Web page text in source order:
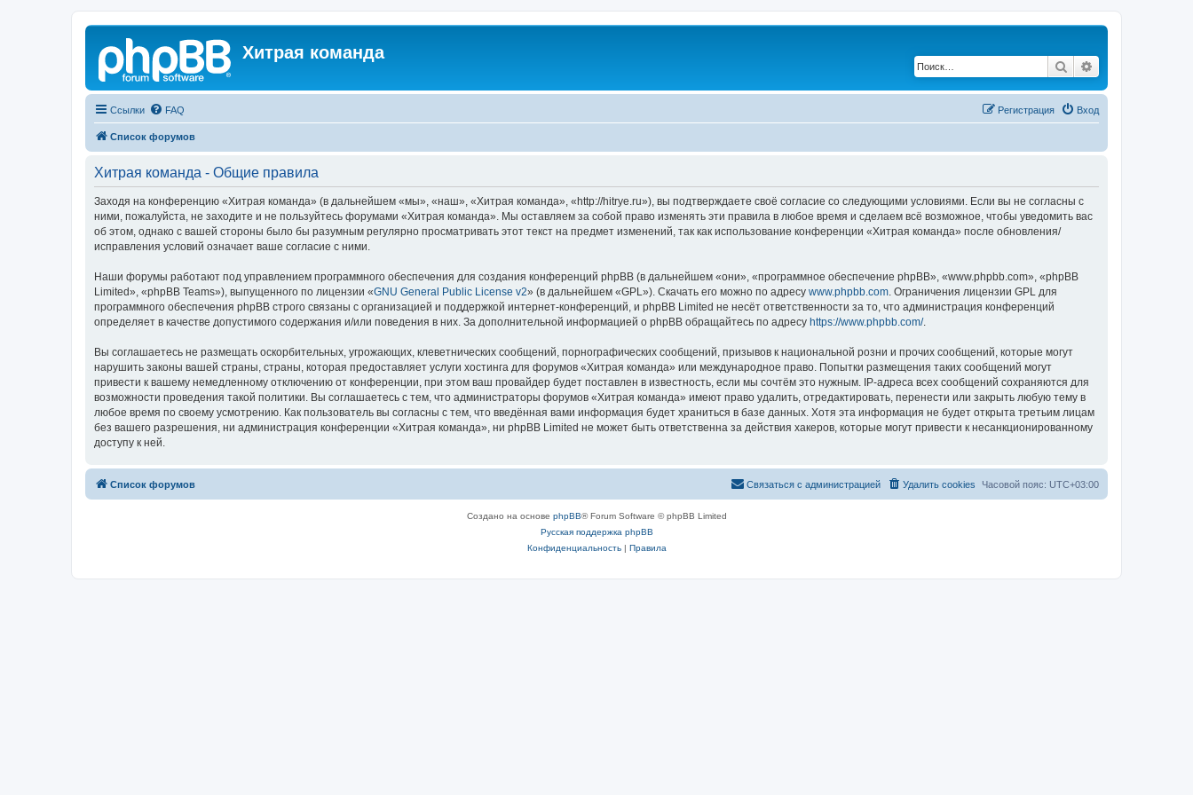
Хитрая команда
Поиск
Ссылки FAQ Вход
Регистрация
Список форумов
Хитрая команда - Общие правила
Заходя на конференцию «Хитрая команда» (в дальнейшем «мы», «наш», «Хитрая команда», «http://hitrye.ru»), вы подтверждаете своё согласие со следующими условиями. Если вы не согласны с
ними, пожалуйста, не заходите и не пользуйтесь форумами «Хитрая команда». Мы оставляем за собой право изменять эти правила в любое время и сделаем всё возможное, чтобы уведомить вас
об этом, однако с вашей стороны было бы разумным регулярно просматривать этот текст на предмет изменений, так как использование конференции «Хитрая команда» после обновления/
исправления условий означает ваше согласие с ними.
Наши форумы работают под управлением программного обеспечения для создания конференций phpBB (в дальнейшем «они», «программное обеспечение phpBB», «www.phpbb.com», «phpBB
Limited», «phpBB Teams»), выпущенного по лицензии «GNU General Public License v2» (в дальнейшем «GPL»). Скачать его можно по адресу www.phpbb.com. Ограничения лицензии GPL для
программного обеспечения phpBB строго связаны с организацией и поддержкой интернет-конференций, и phpBB Limited не несёт ответственности за то, что администрация конференций
определяет в качестве допустимого содержания и/или поведения в них. За дополнительной информацией о phpBB обращайтесь по адресу https://www.phpbb.com/.
Вы соглашаетесь не размещать оскорбительных, угрожающих, клеветнических сообщений, порнографических сообщений, призывов к национальной розни и прочих сообщений, которые могут
нарушить законы вашей страны, страны, которая предоставляет услуги хостинга для форумов «Хитрая команда» или международное право. Попытки размещения таких сообщений могут
привести к вашему немедленному отключению от конференции, при этом ваш провайдер будет поставлен в известность, если мы сочтём это нужным. IP-адреса всех сообщений сохраняются для
возможности проведения такой политики. Вы соглашаетесь с тем, что администраторы форумов «Хитрая команда» имеют право удалить, отредактировать, перенести или закрыть любую тему в
любое время по своему усмотрению. Как пользователь вы согласны с тем, что введённая вами информация будет храниться в базе данных. Хотя эта информация не будет открыта третьим лицам
без вашего разрешения, ни администрация конференции «Хитрая команда», ни phpBB Limited не может быть ответственна за действия хакеров, которые могут привести к несанкционированному
доступу к ней.
Список форумов Часовой пояс: UTC+03:00
Удалить cookies
Связаться с администрацией
Создано на основе phpBB® Forum Software © phpBB Limited
Русская поддержка phpBB
Конфиденциальность| Правила